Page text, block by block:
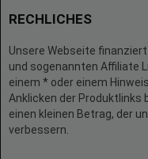
RECHLICHES
Unsere Webseite
und sogenannten Affiliate
einem * oder einem
Anklicken der Produktlinks
einen kleinen Betrag, der
verbessern.